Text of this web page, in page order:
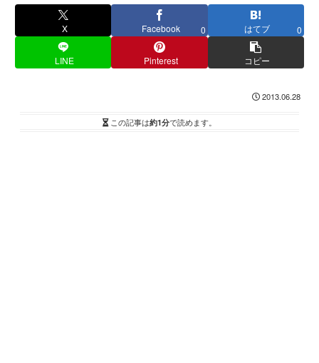
X Facebook 0 はてブ 0
LINE Pinterest コピー
2013.06.28
この記事は約1分で読めます。